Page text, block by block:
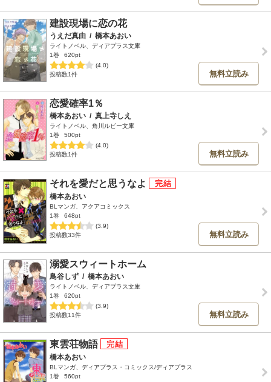
建設現場に恋の花
うえだ真由 / 橋本あおい
ライトノベル、ディアプラス文庫
1巻
620pt
(4.0)
投稿数1件
無料立読み
恋愛確率1％
橋本あおい / 真上寺しえ
ライトノベル、角川ルビー文庫
1巻
500pt
(4.0)
投稿数1件
無料立読み
それを愛だと思うなよ
橋本あおい
BLマンガ、アクアコミックス
1巻
648pt
(3.9)
投稿数33件
無料立読み
溺愛スウィートホーム
鳥谷しず / 橋本あおい
ライトノベル、ディアプラス文庫
1巻
620pt
(3.9)
投稿数11件
無料立読み
東雲荘物語
橋本あおい
BLマンガ、ディアプラス・コミックス/ディアプラス
1巻
560pt